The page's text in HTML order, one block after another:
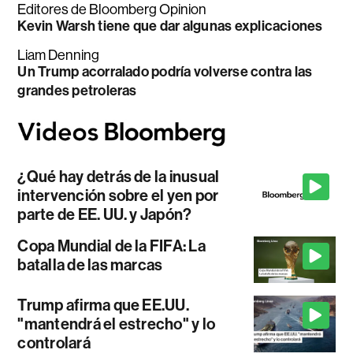
Editores de Bloomberg Opinion
Kevin Warsh tiene que dar algunas explicaciones
Liam Denning
Un Trump acorralado podría volverse contra las
grandes petroleras
¿Qué hay detrás de la inusual
intervención sobre el yen por
parte de EE. UU. y Japón?
Copa Mundial de la FIFA: La
batalla de las marcas
Trump afirma que EE.UU.
"mantendrá el estrecho" y lo
controlará